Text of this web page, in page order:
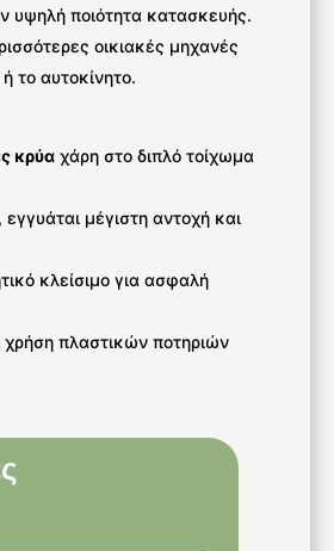
υψηλή ποιότητα κατασκευής.
οικιακές μηχανές
το αυτοκίνητο.
κρύα χάρη στο διπλό τοίχωμα
μέγιστη αντοχή και
κλείσιμο για ασφαλή
χρήση πλαστικών ποτηριών